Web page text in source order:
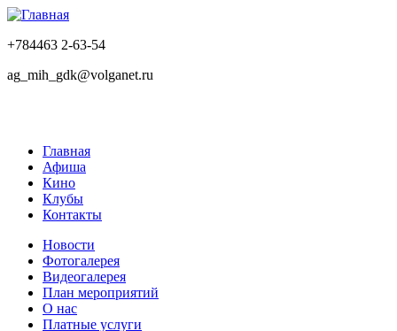
+784463 2-63-54
ag_mih_gdk@volganet.ru
Главная
Афиша
Кино
Клубы
Контакты
Новости
Фотогалерея
Видеогалерея
План мероприятий
О нас
Платные услуги